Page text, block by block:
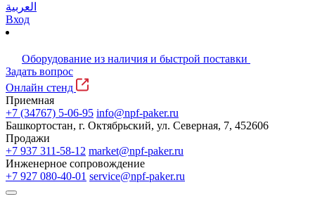
العربية
Вход
Оборудование из наличия и быстрой поставки
Задать вопрос
Онлайн стенд
Приемная
+7 (34767) 5-06-95 info@npf-paker.ru
Башкортостан, г. Октябрьский, ул. Северная, 7, 452606
Продажи
+7 937 311-58-12 market@npf-paker.ru
Инженерное сопровождение
+7 927 080-40-01 service@npf-paker.ru